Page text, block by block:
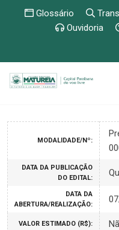
Glossário
Ouvidoria
MODALIDADE/Nº:
DATA DA PUBLICAÇÃO
DO EDITAL:
DATA DA
ABERTURA/REALIZAÇÃO:
VALOR ESTIMADO (R$):